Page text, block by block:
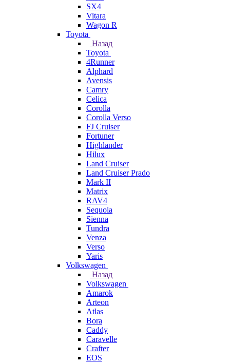
SX4
Vitara
Wagon R
Toyota
Назад
Toyota
4Runner
Alphard
Avensis
Camry
Celica
Corolla
Corolla Verso
FJ Cruiser
Fortuner
Highlander
Hilux
Land Cruiser
Land Cruiser Prado
Mark II
Matrix
RAV4
Sequoia
Sienna
Tundra
Venza
Verso
Yaris
Volkswagen
Назад
Volkswagen
Amarok
Arteon
Atlas
Bora
Caddy
Caravelle
Crafter
EOS